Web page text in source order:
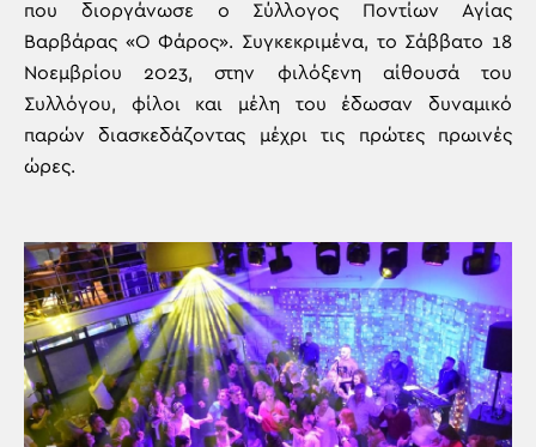
που διοργάνωσε ο Σύλλογος Ποντίων Αγίας
Βαρβάρας «Ο Φάρος». Συγκεκριμένα, το Σάββατο 18
Νοεμβρίου 2023, στην φιλόξενη αίθουσά του
Συλλόγου, φίλοι και μέλη του έδωσαν δυναμικό
παρών διασκεδάζοντας μέχρι τις πρώτες πρωινές
ώρες.